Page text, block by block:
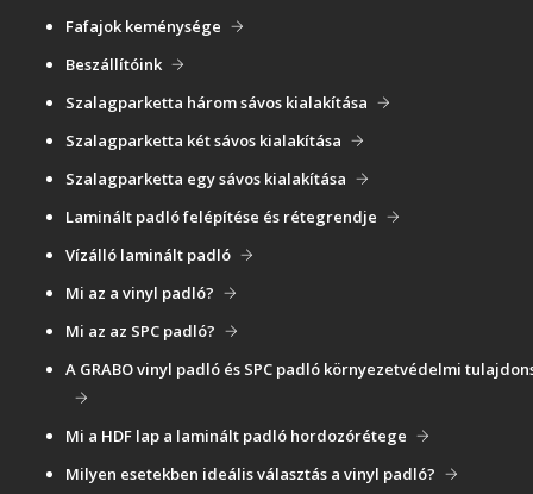
Fafajok keménysége
Beszállítóink
Szalagparketta három sávos kialakítása
Szalagparketta két sávos kialakítása
Szalagparketta egy sávos kialakítása
Laminált padló felépítése és rétegrendje
Vízálló laminált padló
Mi az a vinyl padló?
Mi az az SPC padló?
A GRABO vinyl padló és SPC padló környezetvédelmi
Mi a HDF lap a laminált padló hordozórétege
Milyen esetekben ideális választás a vinyl padló?